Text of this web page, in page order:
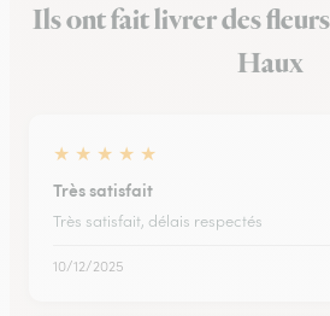
Ils ont fait livrer des
Haux
★ ★ ★ ★ ★
Très satisfait
Très satisfait, délais respectés
10/12/2025